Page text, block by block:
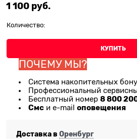
1 100 руб.
Количество:
КУПИТЬ
ПОЧЕМУ МЫ?
Система накопительных
Профессиональный
Бесплатный номер 8 800
Смс и e-mail оповещения
Доставка в Оренбург